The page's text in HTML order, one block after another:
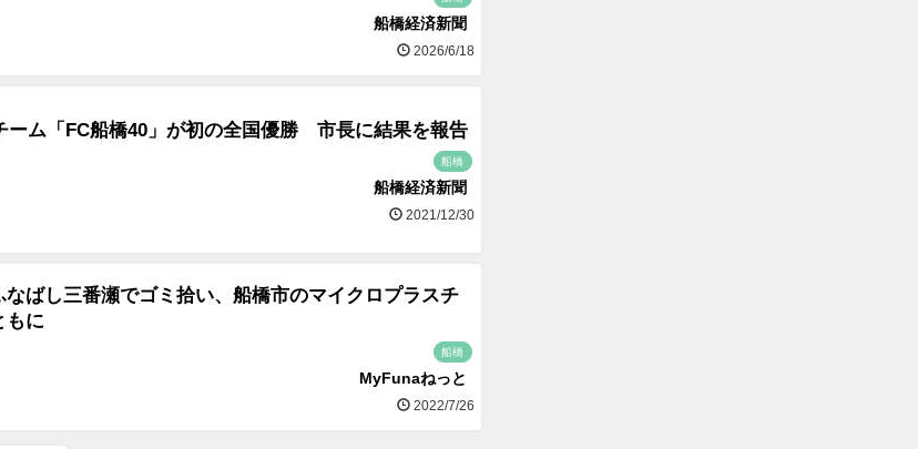
船橋経済新聞
2026/6/18
ーム「FC船橋40」が初の全国優勝 市長に結果を報告
船橋
船橋経済新聞
2021/12/30
なばし三番瀬でゴミ拾い、船橋市のマイクロプラスチ
もに
船橋
MyFunaねっと
2022/7/26